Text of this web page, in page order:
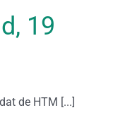
19
de HTM [...]